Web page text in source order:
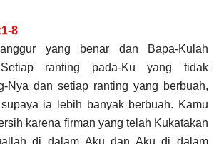
8
yang benar dan Bapa-Kulah
Setiap ranting pada-Ku yang tidak
Nya dan setiap ranting yang berbuah,
ia lebih banyak berbuah. Kamu
karena firman yang telah Kukatakan
di dalam Aku dan Aku di dalam